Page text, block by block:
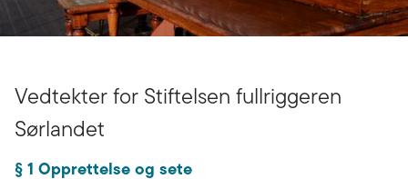
Vedtekter for Stiftelsen fullriggeren
Sørlandet
§ 1 Opprettelse og sete